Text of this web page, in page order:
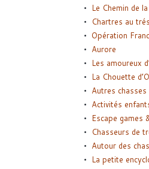
Le Chemin de
Chartres au
Opération
Aurore
Les amoureux
La Chouette
Autres
Activités
Escape games
Chasseurs de
Autour des
La petite